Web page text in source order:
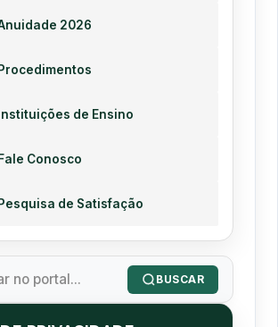
2026
Procedimentos
Instituições de Ensino
Fale Conosco
Pesquisa de Satisfação
BUSCAR